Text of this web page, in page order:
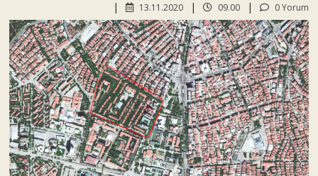
0 Yorum
09.00
13.11.2020